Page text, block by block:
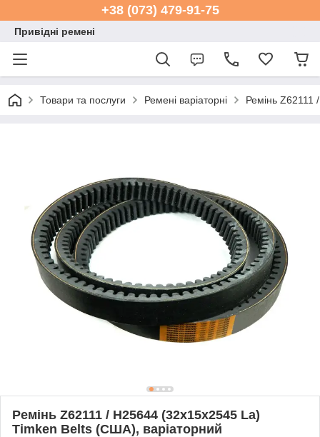
+38 (073) 479-91-75
Привідні ремені
Товари та послуги Ремені варіаторні Ремінь
Ремінь Z62111 / H25644 (32x15x2545 La)
Timken Belts (США), варіаторний